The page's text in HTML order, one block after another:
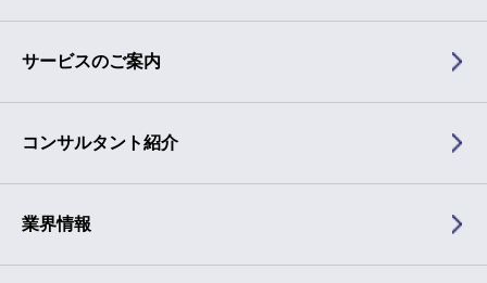
サービスのご案内
コンサルタント紹介
業界情報